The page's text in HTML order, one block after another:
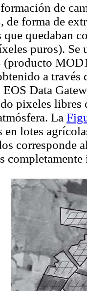
de
forma de
quedaban
puros). Se
a través
Data
pixeles libres
La
en lotes
corresponde